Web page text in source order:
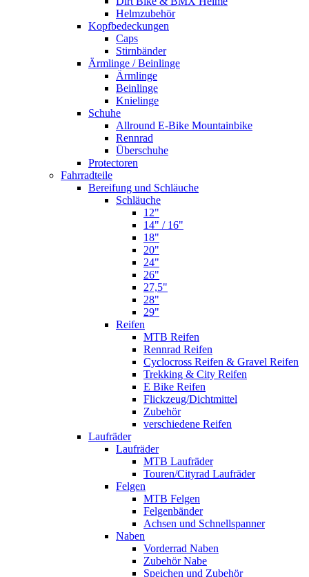
Helmzubehör
Kopfbedeckungen
Caps
Stirnbänder
Ärmlinge / Beinlinge
Ärmlinge
Beinlinge
Knielinge
Schuhe
Allround E-Bike Mountainbike
Rennrad
Überschuhe
Protectoren
Fahrradteile
Bereifung und Schläuche
Schläuche
12"
14" / 16"
18"
20"
24"
26"
27,5"
28"
29"
Reifen
MTB Reifen
Rennrad Reifen
Cyclocross Reifen & Gravel Reifen
Trekking & City Reifen
E Bike Reifen
Flickzeug/Dichtmittel
Zubehör
verschiedene Reifen
Laufräder
Laufräder
MTB Laufräder
Touren/Cityrad Laufräder
Felgen
MTB Felgen
Felgenbänder
Achsen und Schnellspanner
Naben
Vorderrad Naben
Zubehör Nabe
Speichen und Zubehör